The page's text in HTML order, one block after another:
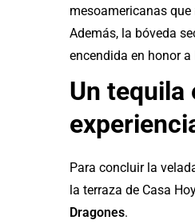
mesoamericanas
Además, la bóveda
encendida en honor a
Un tequila
Para concluir la
la terraza de Casa
Dragones.